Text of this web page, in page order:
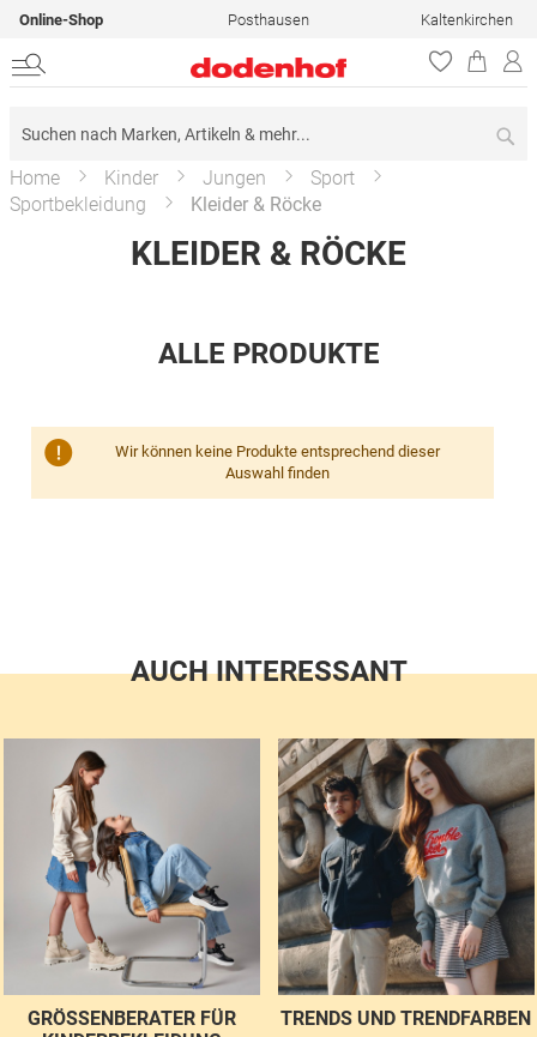
Online-Shop Posthausen Kaltenkirchen
Home Kinder Jungen
Sport
Sportbekleidung
Kleider & Röcke
KLEIDER & RÖCKE
ALLE PRODUKTE
Wir können keine Produkte entsprechend dieser
Auswahl finden
AUCH INTERESSANT
GRÖSSENBERATER FÜR K
TRENDS UND TRENDFARBEN